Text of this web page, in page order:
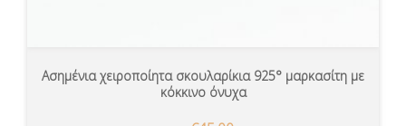
Ασημένια χειροποίητα σκουλαρίκια 925° μαρκασίτη με
κόκκινο όνυχα